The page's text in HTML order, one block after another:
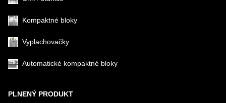
Kompaktné bloky
Vyplachovačky
Automatické kompaktné bloky
PLNENÝ PRODUKT